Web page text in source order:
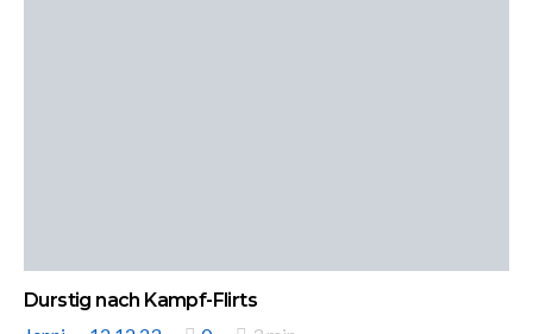
Durstig nach Kampf-Flirts